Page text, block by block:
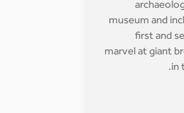
museum and
first and
marvel at giant
in